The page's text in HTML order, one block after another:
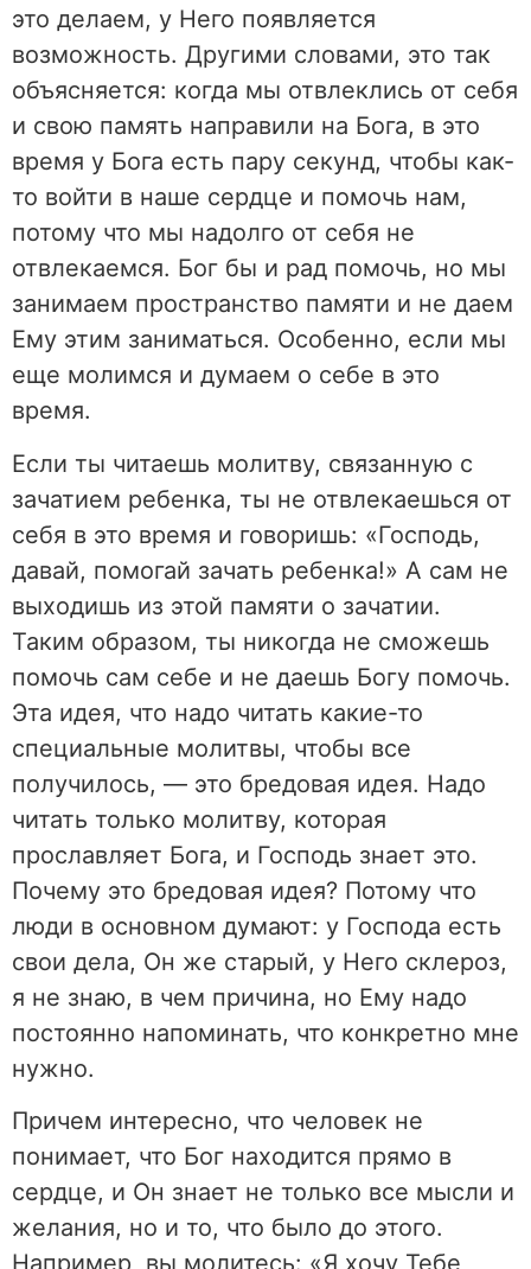
это делаем, у Него появляется
возможность. Другими словами, это так
объясняется: когда мы отвлеклись от себя
и свою память направили на Бога, в это
время у Бога есть пару секунд, чтобы как-
то войти в наше сердце и помочь нам,
потому что мы надолго от себя не
отвлекаемся. Бог бы и рад помочь, но мы
занимаем пространство памяти и не даем
Ему этим заниматься. Особенно, если мы
еще молимся и думаем о себе в это
время.
Если ты читаешь молитву, связанную с
зачатием ребенка, ты не отвлекаешься от
себя в это время и говоришь: «Господь,
давай, помогай зачать ребенка!» А сам не
выходишь из этой памяти о зачатии.
Таким образом, ты никогда не сможешь
помочь сам себе и не даешь Богу помочь.
Эта идея, что надо читать какие-то
специальные молитвы, чтобы все
получилось, — это бредовая идея. Надо
читать только молитву, которая
прославляет Бога, и Господь знает это.
Почему это бредовая идея? Потому что
люди в основном думают: у Господа есть
свои дела, Он же старый, у Него склероз,
я не знаю, в чем причина, но Ему надо
постоянно напоминать, что конкретно мне
нужно.
Причем интересно, что человек не
понимает, что Бог находится прямо в
сердце, и Он знает не только все мысли и
желания, но и то, что было до этого.
Например, вы молитесь: «Я хочу Тебе